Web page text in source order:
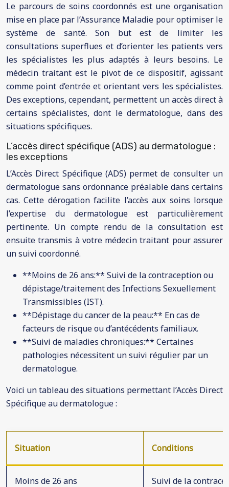
Le parcours de soins coordonnés est une organisation
mise en place par l’Assurance Maladie pour optimiser le
système de santé. Son but est de limiter les
consultations superflues et d’orienter les patients vers
les spécialistes les plus adaptés à leurs besoins. Le
médecin traitant est le pivot de ce dispositif, agissant
comme point d’entrée et orientant vers les spécialistes.
Des exceptions, cependant, permettent un accès direct à
certains spécialistes, dont le dermatologue, dans des
situations spécifiques.
L’accès direct spécifique (ADS) au dermatologue :
les exceptions
L’Accès Direct Spécifique (ADS) permet de consulter un
dermatologue sans ordonnance préalable dans certains
cas. Cette dérogation facilite l’accès aux soins lorsque
l’expertise du dermatologue est particulièrement
pertinente. Un compte rendu de la consultation est
ensuite transmis à votre médecin traitant pour assurer
un suivi coordonné.
**Moins de 26 ans:** Suivi de la contraception ou
dépistage/traitement des Infections Sexuellement
Transmissibles (IST).
**Dépistage du cancer de la peau:** En cas de
facteurs de risque ou d’antécédents familiaux.
**Suivi de maladies chroniques:** Certaines
pathologies nécessitent un suivi régulier par un
dermatologue.
Voici un tableau des situations permettant l’Accès Direct
Spécifique au dermatologue :
Situation Conditions
Moins de 26 ans Suivi de la